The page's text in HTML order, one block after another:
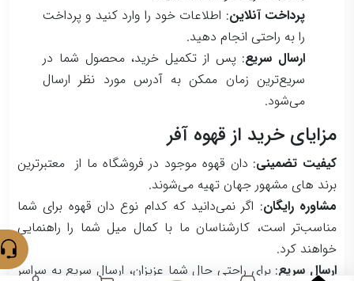
پرداخت آنلاین: اطلاعات خود را وارد کنید و پرداخت
را به راحتی انجام دهید.
ارسال سریع: پس از تکمیل خرید، محصول شما در
سریع‌ترین زمان ممکن به آدرس مورد نظر ارسال
می‌شود.
مزایای خرید از قهوه آفر
کیفیت تضمینی: دان قهوه موجود در فروشگاه ما از معتبرترین
برند های مشهور جهان تهیه می‌شوند.
مشاوره رایگان: اگر نمی‌دانید که کدام نوع دان قهوه برای شما
مناسب‌تر است، کارشناسان ما با کمال میل شما را راهنمایی
خواهند کرد.
ارسال سریع: برای راحتی حال شما عزیزان، ارسال سریع به سراسر